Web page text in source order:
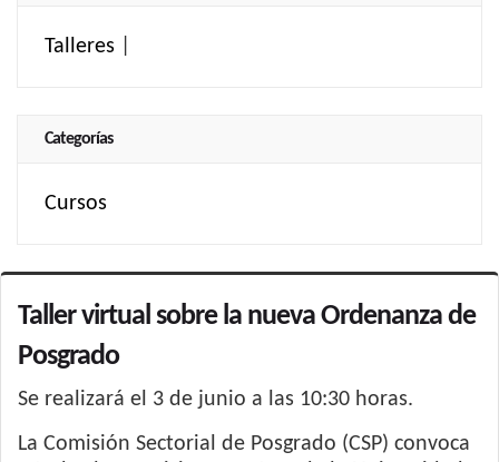
Talleres
Categorías
Cursos
Taller virtual sobre la nueva Ordenanza de
Posgrado
Se realizará el 3 de junio a las 10:30 horas.
La Comisión Sectorial de Posgrado (CSP) convoca